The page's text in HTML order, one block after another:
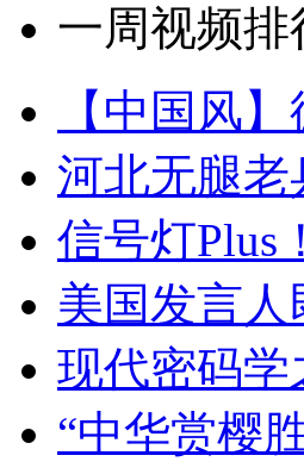
一周视频排
【中国风
河北无腿老
信号灯Plus
美国发言
现代密码
“中华赏樱